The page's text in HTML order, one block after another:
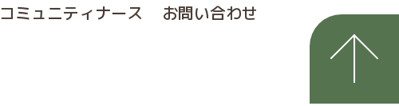
コミュニティナース お問い合わせ